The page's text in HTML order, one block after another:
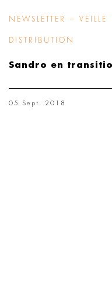
NEWSLETTER – VEILLE
DISTRIBUTION
Sandro en
05 Sept. 2018